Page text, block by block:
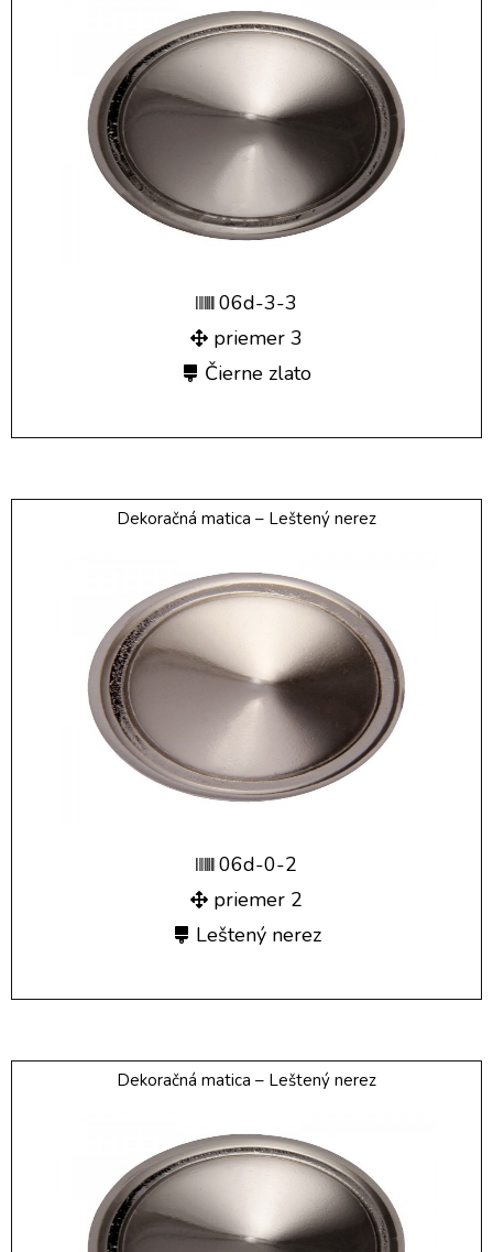
06d-3-3
priemer 3
Čierne zlato
Dekoračná matica – Leštený nerez
06d-0-2
priemer 2
Leštený nerez
Dekoračná matica – Leštený nerez